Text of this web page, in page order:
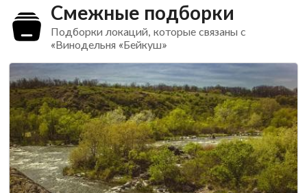
Смежные подборки
Подборки локаций, которые связаны с
«Винодельня «Бейкуш»